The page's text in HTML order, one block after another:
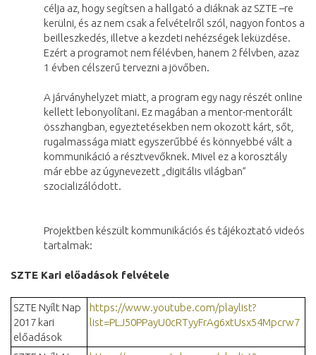
célja az, hogy segítsen a hallgató a diáknak az SZTE –re
kerülni, és az nem csak a felvételről szól, nagyon fontos a
beilleszkedés, illetve a kezdeti nehézségek leküzdése.
Ezért a programot nem félévben, hanem 2 félvben, azaz
1 évben célszerű tervezni a jövőben.
A járványhelyzet miatt, a program egy nagy részét online
kellett lebonyolítani. Ez magában a mentor-mentorált
összhangban, egyeztetésekben nem okozott kárt, sőt,
rugalmassága miatt egyszerűbbé és könnyebbé vált a
kommunikáció a résztvevőknek. Mivel ez a korosztály
már ebbe az úgynevezett „digitális világban”
szocializálódott.
Projektben készült kommunikációs és tájékoztató videós
tartalmak:
SZTE Kari előadások felvétele
SZTE Nyílt Nap
2017 kari
előadások
https://www.youtube.com/playlist?
list=PLJ50PPayU0cRTyyFrAg6xtUsx54Mpcrw7